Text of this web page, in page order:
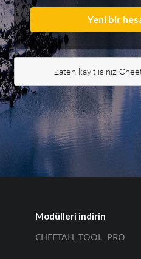
Yeni bir
Zaten kayıtlısınız
Modülleri indirin
CHEETAH_TOOL_PRO